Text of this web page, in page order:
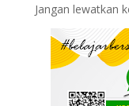
Jangan lewatkan